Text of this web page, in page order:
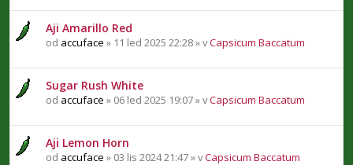
Aji Amarillo Red
od accuface » 11 led 2025 22:28 » vCapsicum Baccatum
Sugar Rush White
od accuface » 06 led 2025 19:07 » vCapsicum Baccatum
Aji Lemon Horn
od accuface » 03 lis 2024 21:47 » vCapsicum Baccatum